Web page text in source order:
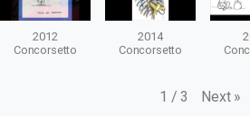
2012
Concorsetto
2014
Concorsetto
1 / 3 Next »